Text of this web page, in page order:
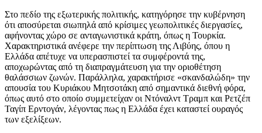
Στο πεδίο της εξωτερικής πολιτικής, κατηγόρησε την κυβέρνηση
ότι αποσύρεται σιωπηλά από κρίσιμες γεωπολιτικές διεργασίες,
αφήνοντας χώρο σε ανταγωνιστικά κράτη, όπως η Τουρκία.
Χαρακτηριστικά ανέφερε την περίπτωση της Λιβύης, όπου η
Ελλάδα απέτυχε να υπερασπιστεί τα συμφέροντά της,
αποχωρώντας από τη διαπραγμάτευση για την οριοθέτηση
θαλάσσιων ζωνών. Παράλληλα, χαρακτήρισε «σκανδαλώδη» την
απουσία του Κυριάκου Μητσοτάκη από σημαντικά διεθνή φόρα,
όπως αυτό στο οποίο συμμετείχαν οι Ντόναλντ Τραμπ και Ρετζέπ
Ταγίπ Ερντογάν, λέγοντας πως η Ελλάδα έχει καταστεί ουραγός
των εξελίξεων.